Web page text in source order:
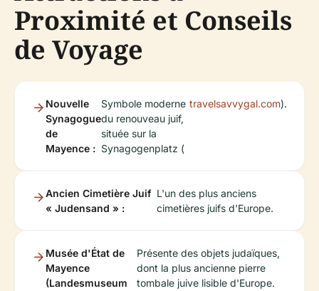
Proximité et Conseils
de Voyage
Nouvelle
Synagogue
de
Mayence :
Symbole moderne
du renouveau juif,
située sur la
Synagogenplatz (
travelsavvygal.com).
Ancien Cimetière Juif
« Judensand » :
L'un des plus anciens
cimetières juifs d'Europe.
Musée d'État de
Mayence
(Landesmuseum
Présente des objets judaïques,
dont la plus ancienne pierre
tombale juive lisible d'Europe.